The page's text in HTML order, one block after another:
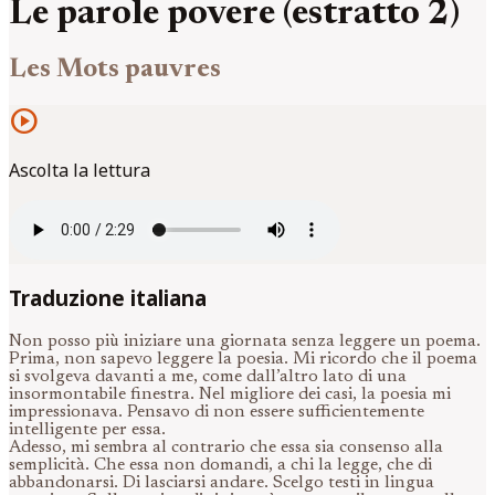
Le parole povere (estratto 2)
Les Mots pauvres
play_circle
Ascolta la lettura
Traduzione italiana
Non posso più iniziare una giornata senza leggere un poema.
Prima, non sapevo leggere la poesia. Mi ricordo che il poema
si svolgeva davanti a me, come dall’altro lato di una
insormontabile finestra. Nel migliore dei casi, la poesia mi
impressionava. Pensavo di non essere sufficientemente
intelligente per essa.
Adesso, mi sembra al contrario che essa sia consenso alla
semplicità. Che essa non domandi, a chi la legge, che di
abbandonarsi. Di lasciarsi andare. Scelgo testi in lingua